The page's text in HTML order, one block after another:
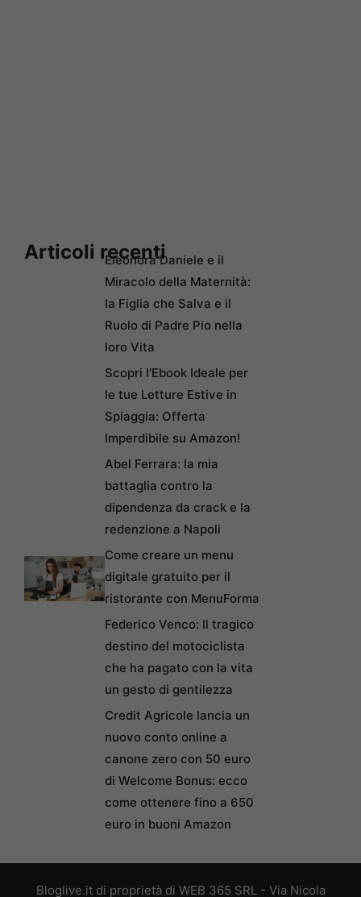
Articoli recentiEleonora Daniele e il
Miracolo della Maternità:
la Figlia che Salva e il
Ruolo di Padre Pio nella
loro Vita
Scopri l’Ebook Ideale per
le tue Letture Estive in
Spiaggia: Offerta
Imperdibile su Amazon!
Abel Ferrara: la mia
battaglia contro la
dipendenza da crack e la
redenzione a Napoli
Come creare un menu
digitale gratuito per il
ristorante con MenuForma
Federico Venco: Il tragico
destino del motociclista
che ha pagato con la vita
un gesto di gentilezza
Credit Agricole lancia un
nuovo conto online a
canone zero con 50 euro
di Welcome Bonus: ecco
come ottenere fino a 650
euro in buoni Amazon
Bloglive.it di proprietà di WEB 365 SRL - Via Nicola